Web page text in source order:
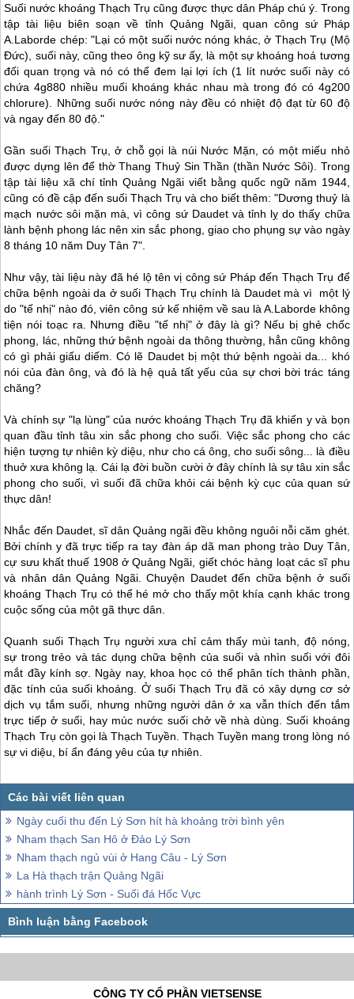
Suối nước khoáng Thạch Trụ cũng được thực dân Pháp chú ý. Trong
tập tài liệu biên soạn về tỉnh Quảng Ngãi, quan công sứ Pháp
A.Laborde chép: "Lại có một suối nước nóng khác, ở Thạch Trụ (Mộ
Đức), suối này, cũng theo ông kỹ sư ấy, là một sự khoáng hoá tương
đối quan trọng và nó có thể đem lại lợi ích (1 lít nước suối này có
chứa 4g880 nhiều muối khoáng khác nhau mà trong đó có 4g200
chlorure). Những suối nước nóng này đều có nhiệt độ đạt từ 60 độ
và ngay đến 80 độ."
Gần suối Thạch Trụ, ở chỗ gọi là núi Nước Mặn, có một miếu nhỏ
được dựng lên để thờ Thang Thuỷ Sin Thần (thần Nước Sôi). Trong
tập tài liệu xã chí tỉnh Quảng Ngãi viết bằng quốc ngữ năm 1944,
cũng có đề cập đến suối Thạch Trụ và cho biết thêm: "Dương thuỷ là
mạch nước sôi mặn mà, vì công sứ Daudet và tỉnh lỵ do thấy chữa
lành bệnh phong lác nên xin sắc phong, giao cho phụng sự vào ngày
8 tháng 10 năm Duy Tân 7".
Như vậy, tài liệu này đã hé lộ tên vị công sứ Pháp đến Thạch Trụ để
chữa bệnh ngoài da ở suối Thạch Trụ chính là Daudet mà vì một lý
do "tế nhị" nào đó, viên công sứ kế nhiệm về sau là A.Laborde không
tiện nói toạc ra. Nhưng điều "tế nhị" ở đây là gì? Nếu bị ghẻ chốc
phong, lác, những thứ bệnh ngoài da thông thường, hẳn cũng không
có gì phải giấu diếm. Có lẽ Daudet bị một thứ bệnh ngoài da... khó
nói của đàn ông, và đó là hệ quả tất yếu của sự chơi bời trác táng
chăng?
Và chính sự "lạ lùng" của nước khoáng Thạch Trụ đã khiến y và bọn
quan đầu tỉnh tâu xin sắc phong cho suối. Việc sắc phong cho các
hiện tượng tự nhiên kỳ diệu, như cho cá ông, cho suối sông... là điều
thuở xưa không lạ. Cái lạ đời buồn cười ở đây chính là sự tâu xin sắc
phong cho suối, vì suối đã chữa khỏi cái bệnh kỳ cục của quan sứ
thực dân!
Nhắc đến Daudet, sĩ dân Quảng ngãi đều không nguôi nỗi căm ghét.
Bởi chính y đã trực tiếp ra tay đàn áp dã man phong trào Duy Tân,
cự sưu khất thuế 1908 ở Quảng Ngãi, giết chóc hàng loạt các sĩ phu
và nhân dân Quảng Ngãi. Chuyện Daudet đến chữa bệnh ở suối
khoáng Thạch Trụ có thể hé mở cho thấy một khía cạnh khác trong
cuộc sống của một gã thực dân.
Quanh suối Thạch Trụ người xưa chỉ cảm thấy mùi tanh, độ nóng,
sự trong trẻo và tác dụng chữa bệnh của suối và nhìn suối với đôi
mắt đầy kính sợ. Ngày nay, khoa học có thể phân tích thành phần,
đặc tính của suối khoáng. Ở suối Thạch Trụ đã có xây dựng cơ sở
dịch vụ tắm suối, nhưng những người dân ở xa vẫn thích đến tắm
trực tiếp ở suối, hay múc nước suối chở về nhà dùng. Suối khoáng
Thạch Trụ còn gọi là Thạch Tuyền. Thạch Tuyền mang trong lòng nó
sự vi diệu, bí ẩn đáng yêu của tự nhiên.
Ngày cuối thu đến Lý Sơn hít hà khoảng trời bình yên
Nham thạch San Hô ở Đảo Lý Sơn
Nham thạch ngủ vùi ở Hang Câu - Lý Sơn
La Hà thạch trận Quảng Ngãi
hành trình Lý Sơn - Suối đá Hốc Vực
CÔNG TY CỔ PHẦN VIETSENSE